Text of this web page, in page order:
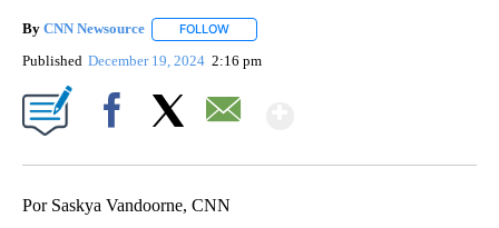
By CNN Newsource FOLLOW
Published December 19, 2024 2:16 pm
Por Saskya Vandoorne, CNN